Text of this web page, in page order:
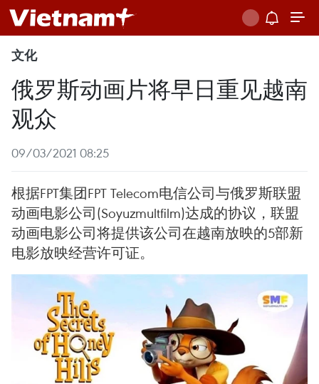
文化
俄罗斯动画片将早日重见越南
观众
09/03/2021 08:25
根据FPT集团FPT Telecom电信公司与俄罗斯联盟
动画电影公司(Soyuzmultfilm)达成的协议，联盟
动画电影公司将提供该公司在越南放映的5部新
电影放映经营许可证。